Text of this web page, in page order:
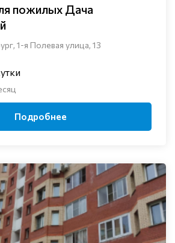
пожилых Дача
1-я Полевая улица, 13
Подробнее